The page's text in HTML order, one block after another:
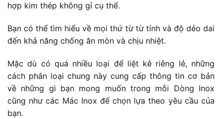
hợp kim thép không gỉ cụ thể.
Bạn có thể tìm hiểu về mọi thứ từ từ tính và độ dẻo dai
đến khả năng chống ăn mòn và chịu nhiệt.
Mặc dù có quá nhiều loại để liệt kê riêng lẻ, những
cách phân loại chung này cung cấp thông tin cơ bản
về những gì bạn mong muốn trong mỗi Dòng Inox
cũng như các Mác Inox để chọn lựa theo yêu cầu của
bạn.